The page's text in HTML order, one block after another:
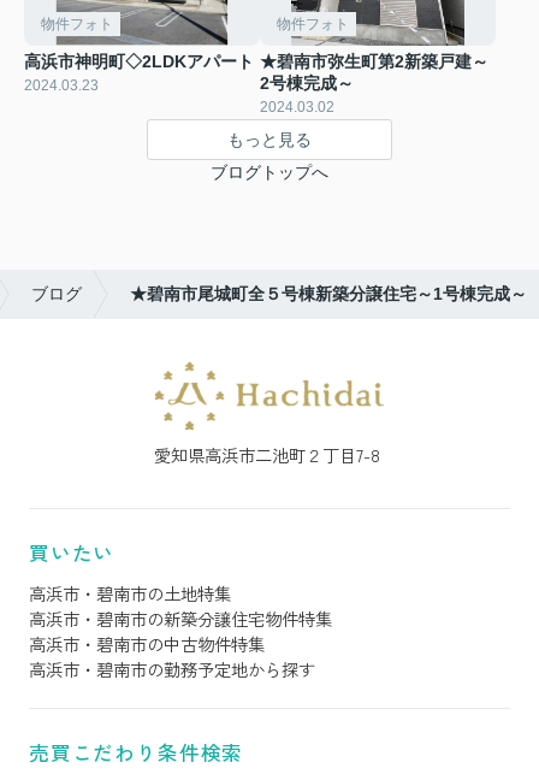
物件フォト
高浜市神明町◇2LDKアパート
2024.03.23
物件フォト
★碧南市弥生町第2新築戸建～
2号棟完成～
2024.03.02
もっと見る
ブログトップへ
ブログ ★碧南市尾城町全５号棟新築分譲住宅～1号棟完成～
愛知県高浜市二池町２丁目7-8
買いたい
高浜市・碧南市の土地特集
高浜市・碧南市の新築分譲住宅物件特集
高浜市・碧南市の中古物件特集
高浜市・碧南市の勤務予定地から探す
売買こだわり条件検索